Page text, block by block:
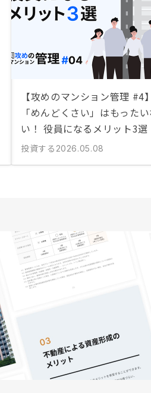
【攻めのマンション管理 #4】
「めんどくさい」はもった
い！ 役員になるメリット3選
投資する 2026.05.08